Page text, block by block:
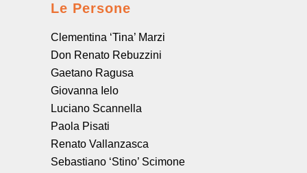
Le Persone
Clementina ‘Tina’ Marzi
Don Renato Rebuzzini
Gaetano Ragusa
Giovanna Ielo
Luciano Scannella
Paola Pisati
Renato Vallanzasca
Sebastiano ‘Stino’ Scimone